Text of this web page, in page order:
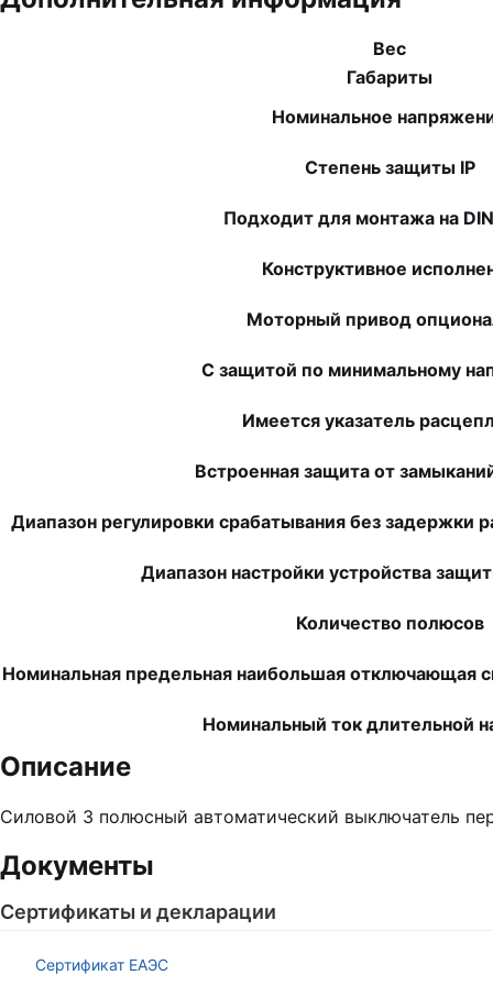
Вес
Габариты
Номинальное
Степень защиты IP
Подходит для монтажа на
Конструктивное
Моторный привод
С защитой по минимальному
Имеется указатель
Встроенная защита от
Диапазон регулировки срабатывания без задержки
Диапазон настройки устройства
Количество полюсов
Номинальная предельная наибольшая отключающая
Номинальный ток длительной
Описание
Силовой 3 полюсный автоматический выключатель
Документы
Сертификаты и декларации
Сертификат ЕАЭС